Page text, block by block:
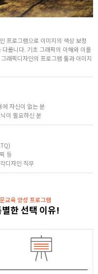
프로그램으로 이미지의 색상 보정
룹니다. 기초 그래픽의 이해와 이를
래픽디자인의 프로그램 툴과 이미지
에 자신이 없는 분
이 필요하신 분
등
디자인 직무
교육 양성 프로그램
한 선택 이유!